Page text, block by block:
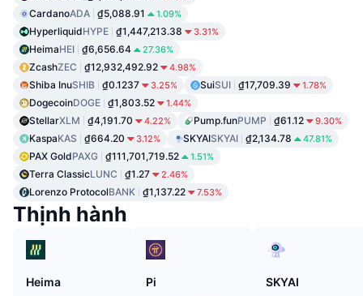
CardanoADA ₫5,088.91 1.09%
HyperliquidHYPE ₫1,447,213.38 3.31%
HeimaHEI ₫6,656.64 27.36%
ZcashZEC ₫12,932,492.92 4.98%
Shiba InuSHIB ₫0.1237 3.25% SuiSUI ₫17,709.39 1.78%
DogecoinDOGE ₫1,803.52 1.44%
StellarXLM ₫4,191.70 4.22% Pump.funPUMP ₫61.12 9.30%
KaspaKAS ₫664.20 3.12% SKYAISKYAI ₫2,134.78 47.81%
PAX GoldPAXG ₫111,701,719.52 1.51%
Terra ClassicLUNC ₫1.27 2.46%
Lorenzo ProtocolBANK ₫1,137.22 7.53%
Thịnh hành
Heima
Pi
SKYAI